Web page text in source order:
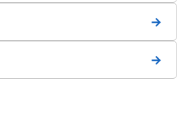
→
→